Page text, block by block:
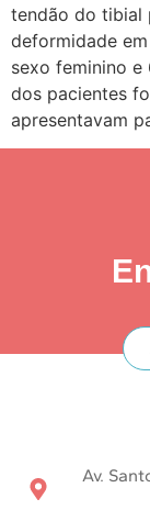
tendão do tibial
deformidade
sexo feminino e
dos pacientes
apresentavam
Av.